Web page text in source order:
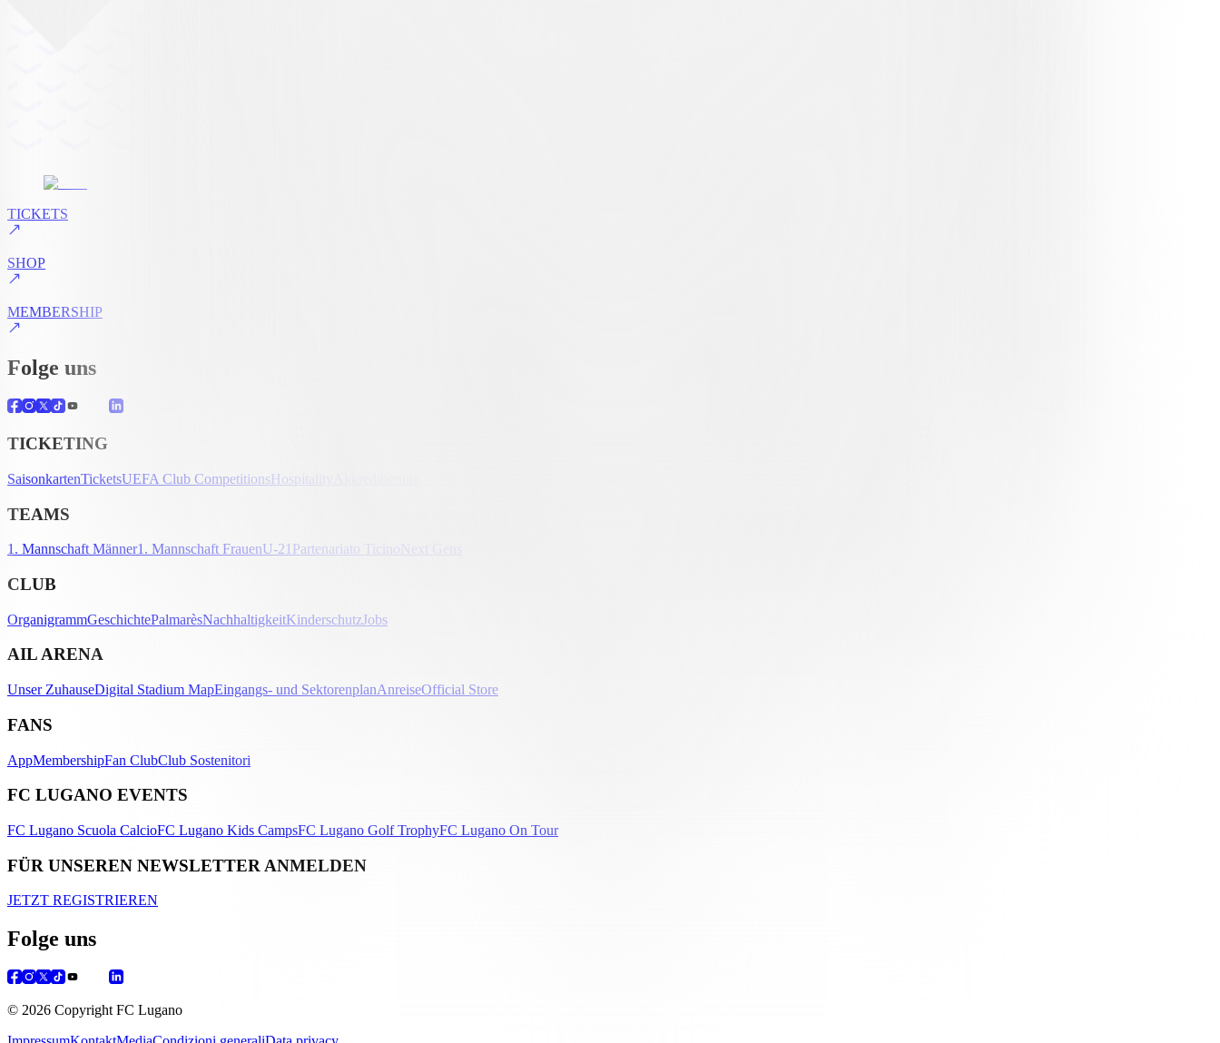
TICKETS
SHOP
MEMBERSHIP
Folge uns
TICKETING
SaisonkartenTicketsUEFA Club CompetitionsHospitality
TEAMS
1. Mannschaft Männer1. Mannschaft FrauenU-21 Partenariato Ticino
CLUB
OrganigrammGeschichtePalmarèsNachhaltigkeitKinderschutzJobs
AIL ARENA
Unser ZuhauseDigital Stadium MapEingangs- und SektorenplanAnreiseOfficial Store
FANS
AppMembershipFan ClubClub Sostenitori
FC LUGANO EVENTS
FC Lugano Scuola CalcioFC Lugano Kids CampsFC Lugano Golf TrophyFC Lugano On Tour
FÜR UNSEREN NEWSLETTER ANMELDEN
JETZT REGISTRIEREN
Folge uns
© 2026 Copyright FC Lugano